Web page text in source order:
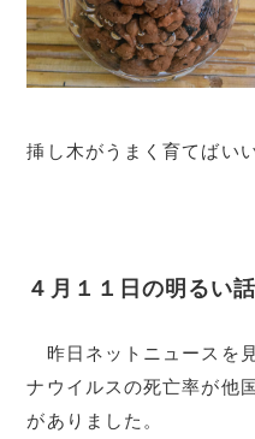
挿し木がうまく育てばい
４月１１日の明るい
昨日ネットニュースを
ナウイルスの死亡率が他
がありました。